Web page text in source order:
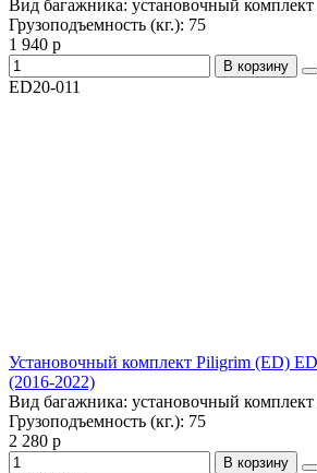
Вид багажника: установочный комплект
Грузоподъемность (кг.): 75
1 940 р
В корзину
ED20-011
Установочный комплект Piligrim (ED)
(2016-2022)
Вид багажника: установочный комплект
Грузоподъемность (кг.): 75
2 280 р
В корзину